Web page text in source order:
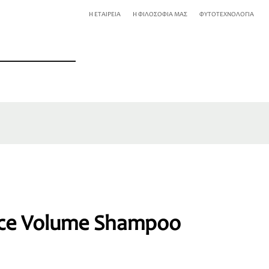
Η ΕΤΑΙΡΕΙΑ Η ΦΙΛΟΣΟΦΙΑ ΜΑΣ ΦΥΤΟΤΕΧΝΟΛΟΓΙΑ
Volume Shampoo